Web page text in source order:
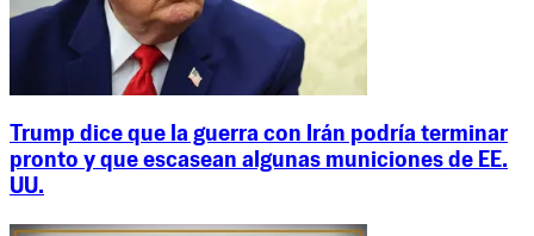
Trump dice que la guerra con Irán podría terminar
pronto y que escasean algunas municiones de EE.
UU.